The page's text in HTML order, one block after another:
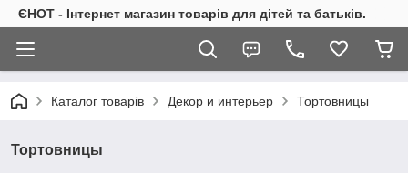
ЄНОТ - Інтернет магазин товарів для дітей та батьків.
Каталог товарів Декор и интерьер Тортовницы
Тортовницы